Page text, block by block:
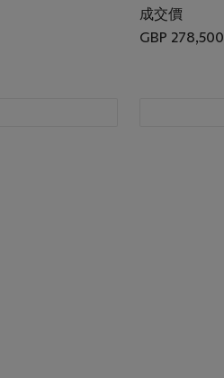
成交價
GBP 278,500